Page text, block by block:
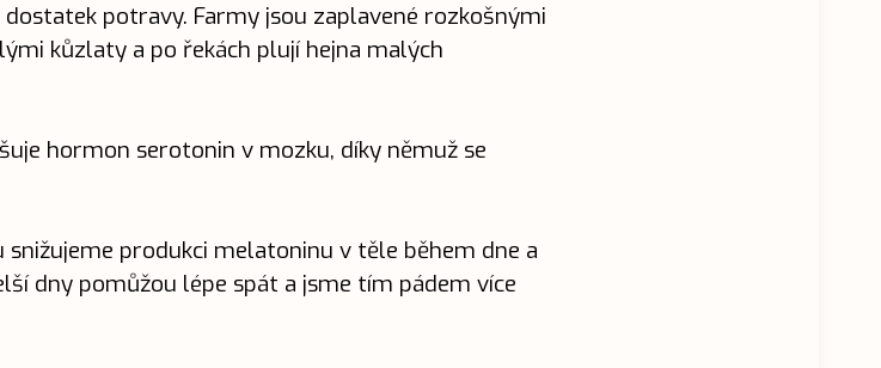
potravy. Farmy jsou zaplavené rozkošnými
kůzlaty a po řekách plují hejna malých
hormon serotonin v mozku, díky němuž se
produkci melatoninu v těle během dne a
dny pomůžou lépe spát a jsme tím pádem více